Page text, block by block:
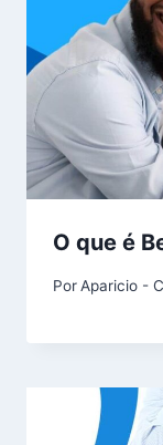
O que é
PorAparicio -